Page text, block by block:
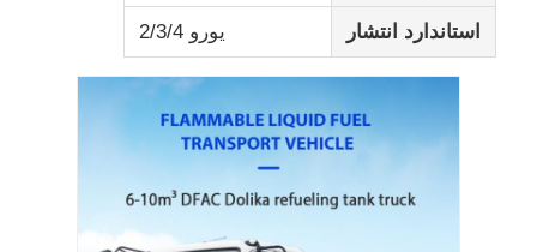
استاندارد انتشار یورو 2/3/4